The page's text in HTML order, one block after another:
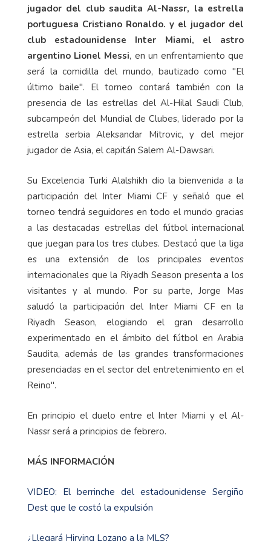
jugador del club saudita Al-Nassr, la estrella
portuguesa Cristiano Ronaldo. y el jugador del
club estadounidense Inter Miami, el astro
argentino Lionel Messi, en un enfrentamiento que
será la comidilla del mundo, bautizado como "El
último baile". El torneo contará también con la
presencia de las estrellas del Al-Hilal Saudi Club,
subcampeón del Mundial de Clubes, liderado por la
estrella serbia Aleksandar Mitrovic, y del mejor
jugador de Asia, el capitán Salem Al-Dawsari.
Su Excelencia Turki Alalshikh dio la bienvenida a la
participación del Inter Miami CF y señaló que el
torneo tendrá seguidores en todo el mundo gracias
a las destacadas estrellas del fútbol internacional
que juegan para los tres clubes. Destacó que la liga
es una extensión de los principales eventos
internacionales que la Riyadh Season presenta a los
visitantes y al mundo. Por su parte, Jorge Mas
saludó la participación del Inter Miami CF en la
Riyadh Season, elogiando el gran desarrollo
experimentado en el ámbito del fútbol en Arabia
Saudita, además de las grandes transformaciones
presenciadas en el sector del entretenimiento en el
Reino".
En principio el duelo entre el Inter Miami y el Al-
Nassr será a principios de febrero.
MÁS INFORMACIÓN
VIDEO: El berrinche del estadounidense Sergiño
Dest que le costó la expulsión
¿Llegará Hirving Lozano a la MLS?